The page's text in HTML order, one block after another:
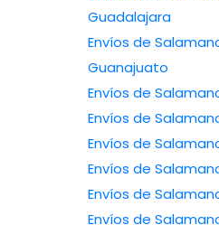
Guadalajara
Envíos de
Guanajuato
Envíos de
Envíos de
Envíos de
Envíos de
Envíos de
Envíos de